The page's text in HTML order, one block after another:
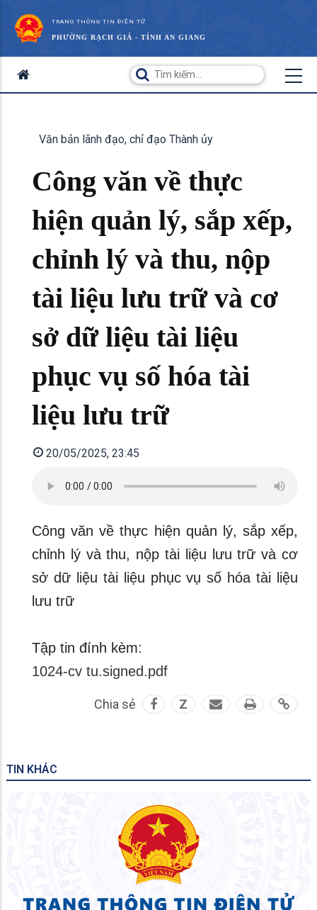
TRANG THÔNG TIN ĐIỆN TỬ
PHƯỜNG RẠCH GIÁ - TỈNH AN GIANG
Văn bản lãnh đạo, chỉ đạo Thành ủy
Công văn về thực
hiện quản lý, sắp xếp,
chỉnh lý và thu, nộp
tài liệu lưu trữ và cơ
sở dữ liệu tài liệu
phục vụ số hóa tài
liệu lưu trữ
20/05/2025, 23:45
Công văn về thực hiện quản lý, sắp xếp,
chỉnh lý và thu, nộp tài liệu lưu trữ và cơ
sở dữ liệu tài liệu phục vụ số hóa tài liệu
lưu trữ
Tập tin đính kèm:
1024-cv tu.signed.pdf
Chia sẻ Z
TIN KHÁC